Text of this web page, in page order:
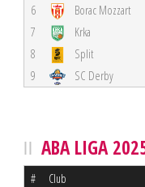
6
Borac Mozzart
7
Krka
8
Split
9
SC Derby
ABA LIGA
# Club